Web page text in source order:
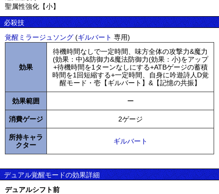
聖属性強化【小】
必殺技
覚醒ミラージュソング (ギルバート 専用)
効果
待機時間なしで一定時間、味方全体の攻撃力&魔力
(効果：中)&防御力&魔法防御力(効果：小)をアップ
+待機時間を1ターンなしにする+ATBゲージの蓄積
時間を1回短縮する+一定時間、自身に吟遊詩人D覚
醒モード・壱【ギルバート】&【記憶の共振】
効果範囲 ー
消費ゲージ 2ゲージ
所持キャラ
クター
ギルバート
デュアル覚醒モードの効果詳細
デュアルシフト前